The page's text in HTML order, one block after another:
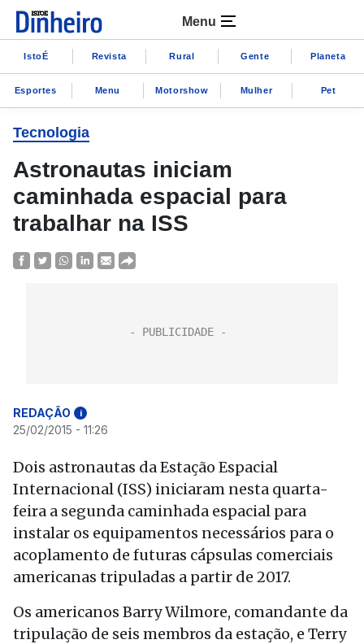
Menu
IstoÉ Revista Rural Gente Planeta
Esportes Menu Motorshow Mulher Pet
Tecnologia
Astronautas iniciam
caminhada espacial para
trabalhar na ISS
REDAÇÃO i
25/02/2015 - 11:26
Dois astronautas da Estação Espacial
Internacional (ISS) iniciaram nesta quarta-
feira a segunda caminhada espacial para
instalar os equipamentos necessários para o
acoplamento de futuras cápsulas comerciais
americanas tripuladas a partir de 2017.
Os americanos Barry Wilmore, comandante da
tripulação de seis membros da estação, e Terry